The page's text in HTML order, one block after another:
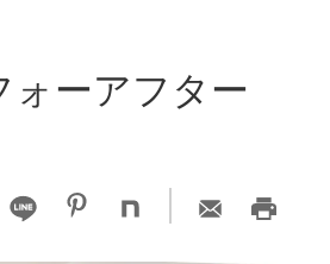
ーアフター